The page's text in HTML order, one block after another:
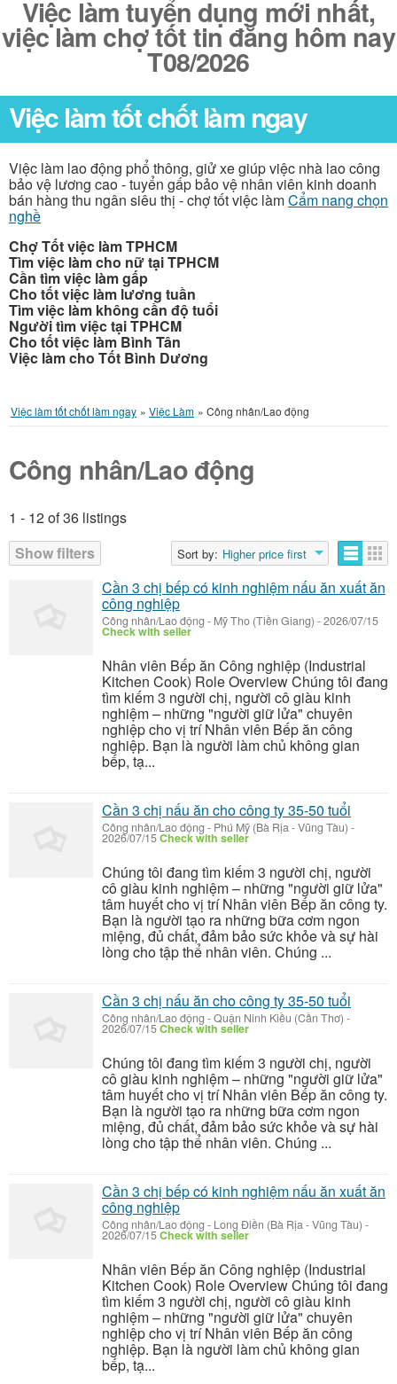
Việc làm tuyển dụng mới nhất,
việc làm chợ tốt tin đăng hôm nay
T08/2026
Việc làm tốt chốt làm ngay
Việc làm lao động phổ thông, giử xe giúp việc nhà lao công
bảo vệ lương cao - tuyển gấp bảo vệ nhân viên kinh doanh
bán hàng thu ngân siêu thị - chợ tốt việc làmCẩm nang chọn
nghề
Chợ Tốt việc làm TPHCM
Tìm việc làm cho nữ tại TPHCM
Cần tìm việc làm gấp
Cho tốt việc làm lương tuần
Tìm việc làm không cần độ tuổi
Người tìm việc tại TPHCM
Cho tốt việc làm Bình Tân
Việc làm cho Tốt Bình Dương
Việc làm tốt chốt làm ngay » Việc Làm » Công nhân/Lao động
Công nhân/Lao động
1 - 12 of 36 listings
Show filters
Sort by: Higher price first
Listings
Cần 3 chị bếp có kinh nghiệm nấu ăn xuất ăn
công nghiệp
Công nhân/Lao động - Mỹ Tho (Tiền Giang) -2026/07/15
Check with seller
Nhân viên Bếp ăn Công nghiệp (Industrial
Kitchen Cook) Role Overview Chúng tôi đang
tìm kiếm 3 người chị, người cô giàu kinh
nghiệm – những "người giữ lửa" chuyên
nghiệp cho vị trí Nhân viên Bếp ăn công
nghiệp. Bạn là người làm chủ không gian
bếp, tạ...
Cần 3 chị nấu ăn cho công ty 35-50 tuổi
Công nhân/Lao động - Phú Mỹ (Bà Rịa - Vũng Tàu) -
2026/07/15Check with seller
Chúng tôi đang tìm kiếm 3 người chị, người
cô giàu kinh nghiệm – những "người giữ lửa"
tâm huyết cho vị trí Nhân viên Bếp ăn công ty.
Bạn là người tạo ra những bữa cơm ngon
miệng, đủ chất, đảm bảo sức khỏe và sự hài
lòng cho tập thể nhân viên. Chúng ...
Cần 3 chị nấu ăn cho công ty 35-50 tuổi
Công nhân/Lao động -Quận Ninh Kiều (Cần Thơ) -
2026/07/15Check with seller
Chúng tôi đang tìm kiếm 3 người chị, người
cô giàu kinh nghiệm – những "người giữ lửa"
tâm huyết cho vị trí Nhân viên Bếp ăn công ty.
Bạn là người tạo ra những bữa cơm ngon
miệng, đủ chất, đảm bảo sức khỏe và sự hài
lòng cho tập thể nhân viên. Chúng ...
Cần 3 chị bếp có kinh nghiệm nấu ăn xuất ăn
công nghiệp
Công nhân/Lao động - Long Điền (Bà Rịa - Vũng Tàu) -
2026/07/15Check with seller
Nhân viên Bếp ăn Công nghiệp (Industrial
Kitchen Cook) Role Overview Chúng tôi đang
tìm kiếm 3 người chị, người cô giàu kinh
nghiệm – những "người giữ lửa" chuyên
nghiệp cho vị trí Nhân viên Bếp ăn công
nghiệp. Bạn là người làm chủ không gian
bếp, tạ...